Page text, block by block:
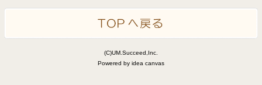
(C)UM.Succeed,Inc.
Powered by idea canvas